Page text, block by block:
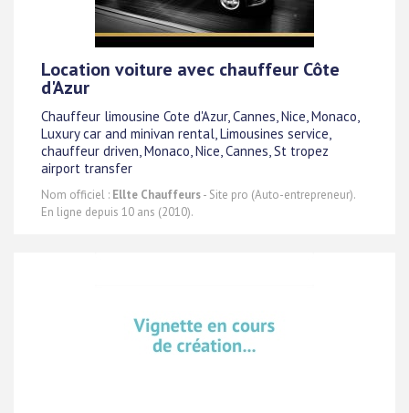
Location voiture avec chauffeur Côte
d'Azur
Chauffeur limousine Cote d'Azur, Cannes, Nice, Monaco,
Luxury car and minivan rental, Limousines service,
chauffeur driven, Monaco, Nice, Cannes, St tropez
airport transfer
Nom officiel : Ellte Chauffeurs- Site pro (Auto-entrepreneur).
En ligne depuis 10 ans (2010).